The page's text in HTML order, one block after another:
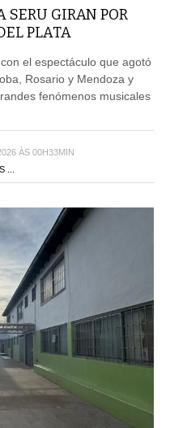
SERU GIRAN POR
PLATA
el espectáculo que agotó
Rosario y Mendoza y
fenómenos musicales
ÀS 00H33MIN
...